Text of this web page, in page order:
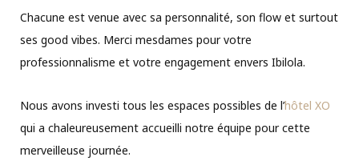
Chacune est venue avec sa personnalité, son flow et surtout
ses good vibes. Merci mesdames pour votre
professionnalisme et votre engagement envers Ibilola.
Nous avons investi tous les espaces possibles de l’hôtel XO
qui a chaleureusement accueilli notre équipe pour cette
merveilleuse journée.